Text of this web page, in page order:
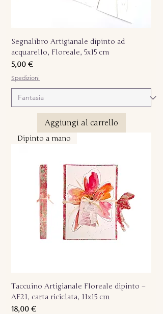
Segnalibro Artigianale dipinto ad
acquarello, Floreale, 5x15 cm
Prezzo
5,00 €
Spedizioni
Aggiungi al carrello
Dipinto a mano
Taccuino Artigianale Floreale dipinto –
AF21, carta riciclata, 11x15 cm
Prezzo
18,00 €